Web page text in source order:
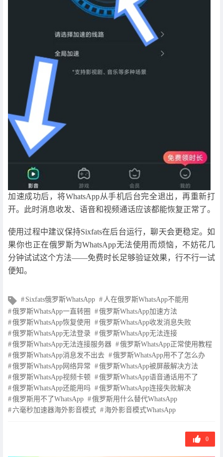
加速成功后，将WhatsApp从手机后台完全退出，再重新打
开。此时消息收发、语音和视频通话应该都能恢复正常了。
使用过程中建议保持Sixfats在后台运行，聊天会更稳定。如
果你也正在俄罗斯为WhatsApp无法使用而烦恼，不妨花几
分钟试试这个方法——免费时长足够验证效果，行不行一试
便知。
文
章
标
签
Sixfats俄罗斯WhatsApp
人在俄罗斯WhatsApp不能用
俄罗斯WhatsApp一直转圈
俄罗斯WhatsApp加速方法
俄罗斯WhatsApp恢复使用
俄罗斯WhatsApp收发消息失败
俄罗斯WhatsApp无法登录
俄罗斯WhatsApp无法连接
俄罗斯WhatsApp无法连接服务器
俄罗斯WhatsApp正常使用教程
俄罗斯WhatsApp消息发不出去
俄罗斯WhatsApp用不了怎么办
俄罗斯WhatsApp网络异常
俄罗斯WhatsApp被屏蔽解决方法
俄罗斯WhatsApp视频卡顿
俄罗斯WhatsApp语音通话用不了
俄罗斯WhatsApp还能用吗
俄罗斯WhatsApp连接失败解决
俄罗斯用不了WhatsApp
俄罗斯用什么替代WhatsApp
六毫秒加速器海外影音模式
海外影音模式WhatsApp
0